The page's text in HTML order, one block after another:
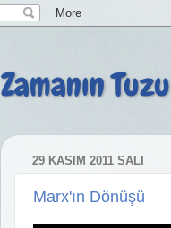
Zamanın Tuzu
29 KASIM 2011 SALI
Marx'ın Dönüşü